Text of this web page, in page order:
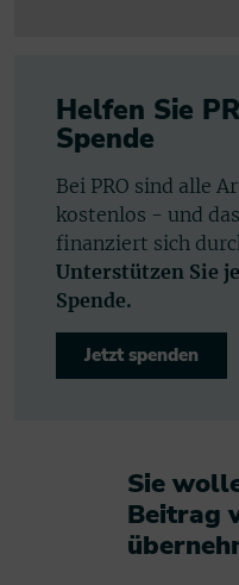
Helfen Sie
Spende
Bei PRO sind alle
kostenlos - und
finanziert sich
Unterstützen Sie
Spende.
Jetzt spenden
Sie
Beitrag